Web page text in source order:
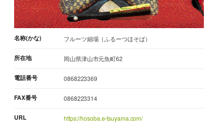
名称(かな) フルーツ細場（ふるーつほそば）
所在地 岡山県津山市元魚町62
電話番号 0868223369
FAX番号 0868223314
URL https://hosoba.e-tsuyama.com/